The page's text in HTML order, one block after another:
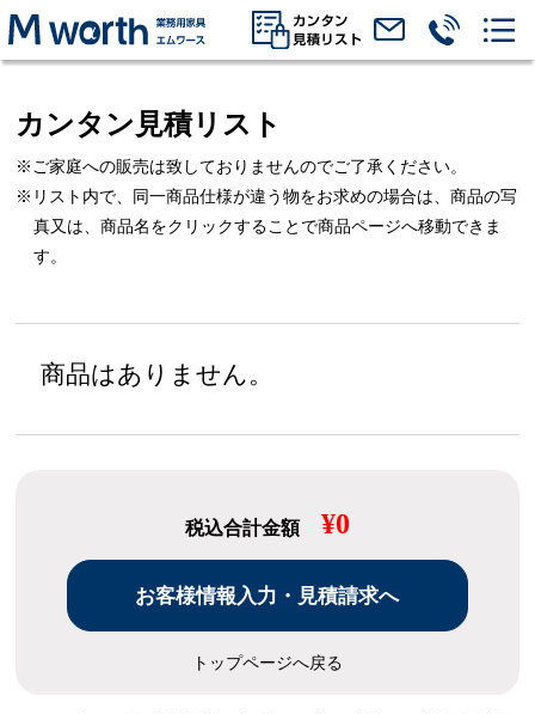
カンタン見積リスト
※ご家庭への販売は致しておりませんのでご了承ください。
※リスト内で、同一商品仕様が違う物をお求めの場合は、商品の写
真又は、商品名をクリックすることで商品ページへ移動できま
す。
商品はありません。
税込合計金額 ¥0
トップページへ戻る